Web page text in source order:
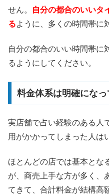
せん。
自分の都合のいいタ
るように、多くの時間帯に
自分の都合のいい時間帯に
るようにしてください。
料金体系は明確になっ
実店舗で占い経験のある人
用がかかってしまった人は
ほとんどの店では基本とな
が、商売上手な方が多く、
てきて、合計料金が結構高